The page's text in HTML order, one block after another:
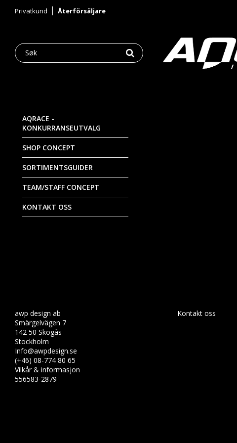
Privatkund Återförsäljare
AQRACE -
KONKURRANSEUTVALG
SHOP CONCEPT
SORTIMENTSGUIDER
TEAM/STAFF CONCEPT
KONTAKT OSS
awp design ab
Smärgelvägen 7
142 50 Skogås
Stockholm
Info@awpdesign.se
(+46) 08-774 80 65
Vilkår & informasjon
556583-2879
Kontakt oss